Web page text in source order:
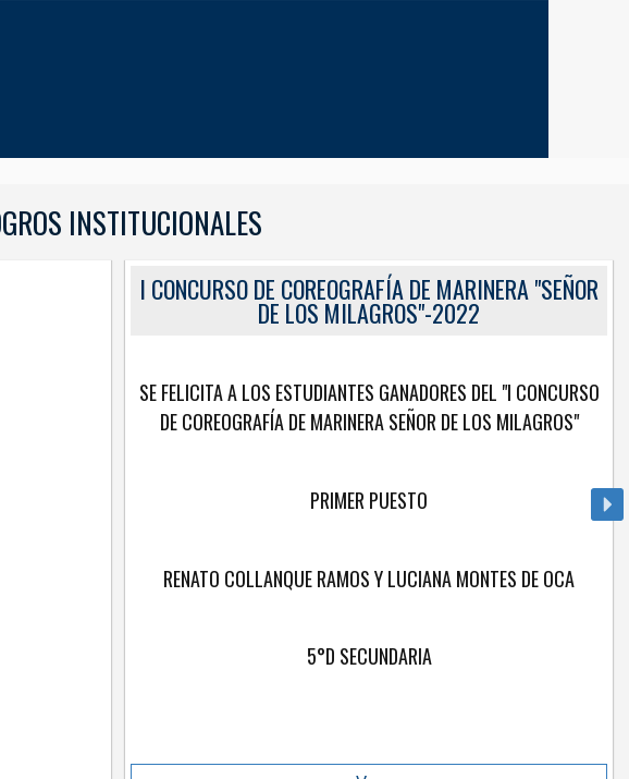
INSTITUCIONALES
I CONCURSO DE COREOGRAFÍA DE MARINERA "SEÑOR
DE LOS MILAGROS"-2022
SE FELICITA A LOS ESTUDIANTES GANADORES DEL "I CONCURSO
DE COREOGRAFÍA DE MARINERA SEÑOR DE LOS MILAGROS"
PRIMER PUESTO
RENATO COLLANQUE RAMOS Y LUCIANA MONTES DE OCA
5°D SECUNDARIA